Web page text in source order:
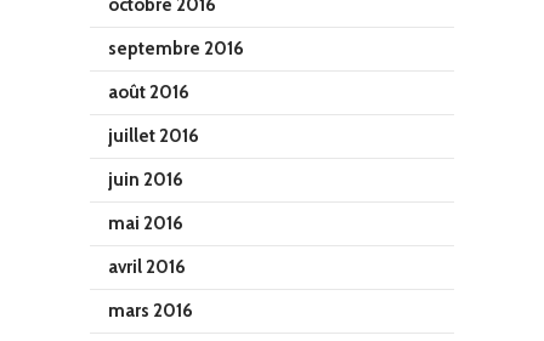
octobre 2016
septembre 2016
août 2016
juillet 2016
juin 2016
mai 2016
avril 2016
mars 2016